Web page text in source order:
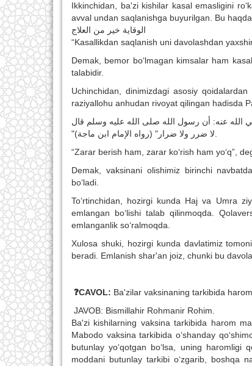
Ikkinchidan, ba'zi kishilar kasal emasligini
avval undan saqlanishga buyurilgan. Bu
الوقاية خير من العلاج
“Kasallikdan saqlanish uni davolashdan
Demak, bemor bo‘lmagan kimsalar ham
talabidir.
Uchinchidan, dinimizdagi asosiy
raziyallohu anhudan rivoyat qilingan hadisda
“Zarar berish ham, zarar ko‘rish ham yo‘q”,
Demak, vaksinani olishimiz birinchi
bo‘ladi.
To‘rtinchidan, hozirgi kunda Haj va Umra
emlangan bo‘lishi talab qilinmoqda.
emlanganlik so‘ralmoqda.
Xulosa shuki, hozirgi kunda davlatimiz
beradi. Emlanish shar'an joiz, chunki bu
❓CAVOL: Ba'zilar vaksinaning tarkibida
JAVOB: Bismillahir Rohmanir Rohim.
Ba'zi kishilarning vaksina tarkibida harom
Mabodo vaksina tarkibida o‘shanday
butunlay yo‘qotgan bo‘lsa, uning
moddani butunlay tarkibi o‘zgarib, boshqa